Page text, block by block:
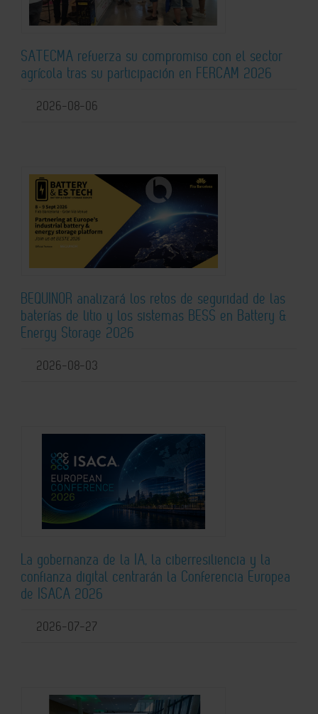
SATECMA refuerza su compromiso con el sector
agrícola tras su participación en FERCAM 2026
2026-08-06
BEQUINOR analizará los retos de seguridad de las
baterías de litio y los sistemas BESS en Battery &
Energy Storage 2026
2026-08-03
La gobernanza de la IA, la ciberresiliencia y la
confianza digital centrarán la Conferencia Europea
de ISACA 2026
2026-07-27